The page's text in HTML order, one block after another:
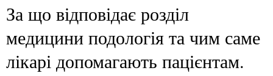
За що відповідає розділ
медицини подологія та чим саме
лікарі допомагають пацієнтам.